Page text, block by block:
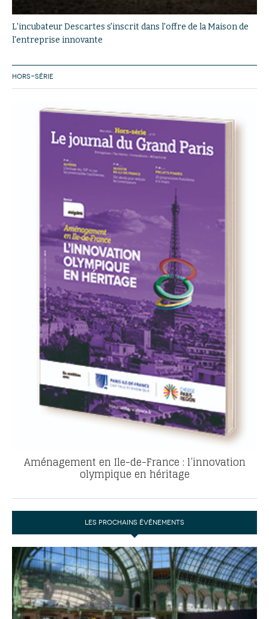
L'incubateur Descartes s'inscrit dans l'offre de la Maison de
l'entreprise innovante
HORS-SÉRIE
Aménagement en Ile-de-France : l’innovation
olympique en héritage
LES PROCHAINS ÉVÉNEMENTS